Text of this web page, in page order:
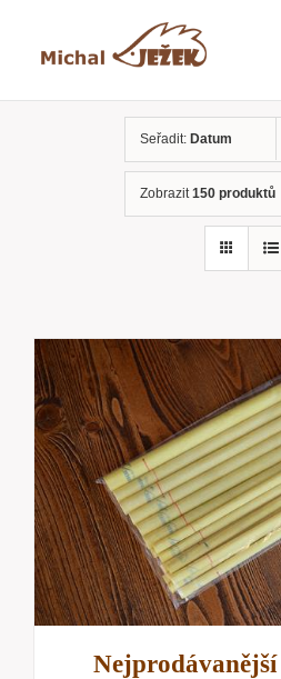
Seřadit: Datum
Zobrazit150 produktů